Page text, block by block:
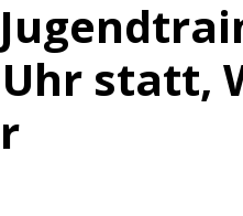
statt,